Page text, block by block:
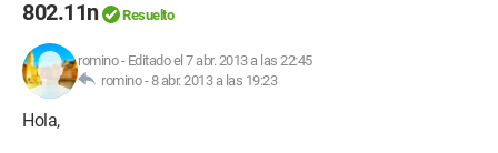
802.11n
Resuelto
romino- Editado el 7 abr. 2013 a las 22:45
romino -8 abr. 2013 a las 19:23
Hola,